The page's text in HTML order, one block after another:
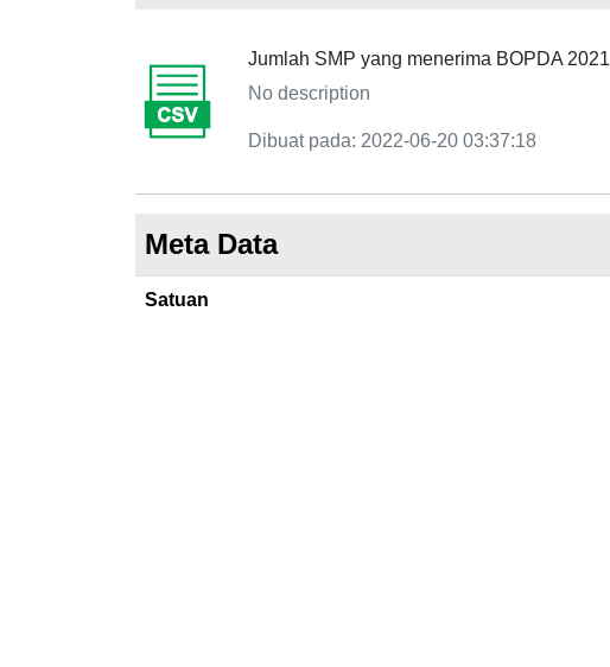
Jumlah SMP yang menerima BOPDA 2021
No description
Dibuat pada: 2022-06-20 03:37:18
Meta Data
Satuan